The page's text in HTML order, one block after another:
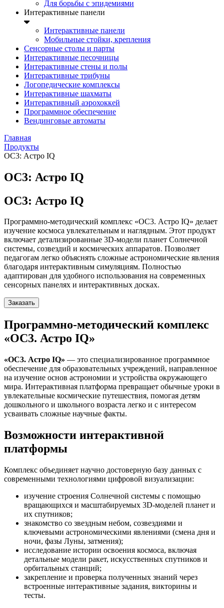
Для борьбы с эпидемиями
Интерактивные панели
Интерактивные панели
Мобильные стойки, крепления
Сенсорные столы и парты
Интерактивные песочницы
Интерактивные стены и полы
Интерактивные трибуны
Логопедические комплексы
Интерактивные шахматы
Интерактивный аэрохоккей
Программное обеспечение
Вендинговые автоматы
Главная
Продукты
ОС3: Астро IQ
ОС3: Астро IQ
ОС3: Астро IQ
Программно-методический комплекс «ОС3. Астро IQ» делает
изучение космоса увлекательным и наглядным. Этот продукт
включает детализированные 3D-модели планет Солнечной
системы, созвездий и космических аппаратов. Позволяет
педагогам легко объяснять сложные астрономические явления
благодаря интерактивным симуляциям. Полностью
адаптирован для удобного использования на современных
сенсорных панелях и интерактивных досках.
Заказать
Программно-методический комплекс
«ОС3. Астро IQ»
«ОС3. Астро IQ» — это специализированное программное
обеспечение для образовательных учреждений, направленное
на изучение основ астрономии и устройства окружающего
мира. Интерактивная платформа превращает обычные уроки в
увлекательные космические путешествия, помогая детям
дошкольного и школьного возраста легко и с интересом
усваивать сложные научные факты.
Возможности интерактивной
платформы
Комплекс объединяет научно достоверную базу данных с
современными технологиями цифровой визуализации:
изучение строения Солнечной системы с помощью
вращающихся и масштабируемых 3D-моделей планет и
их спутников;
знакомство со звездным небом, созвездиями и
ключевыми астрономическими явлениями (смена дня и
ночи, фазы Луны, затмения);
исследование истории освоения космоса, включая
детальные модели ракет, искусственных спутников и
орбитальных станций;
закрепление и проверка полученных знаний через
встроенные интерактивные задания, викторины и
тесты.